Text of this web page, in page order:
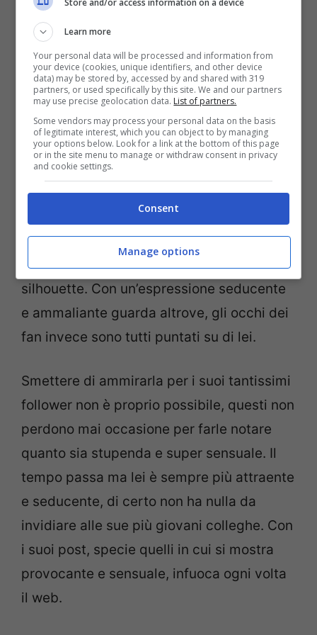
La showgirl Justine Mattera (Screenshot da Instagram)
Inutile dire che anche questa voltaJustine
è riuscita a conquistare
praticamente tutti con la sua bellezza
intramontabile e la sua invidiabile
silhouette. Con un’espressione seducente
e ammaliante guarda altrove, gli occhi dei
fan invece sono tutti puntati su di lei.
Smettere di ammirarla per i suoi tantissimi
follower non è proprio possibile, questi non
perdono mai occasione per farle notare
quanto sia stupenda e super sensuale. Il
tempo passa ma lei è sempre più attraente
e seducente, di certo non ha nulla da
invidiare alle sue più giovani colleghe. Con
i suoi post, specie quelli in cui si mostra
provocante e sensuale, infuoca ogni volta
il web.
Learn more
Your personal data will be processed and information from
your device (cookies, unique identifiers, and other device
data) may be stored by, accessed by and shared with 319
partners, or used specifically by this site. We and our partners
may use precise geolocation data. List of partners.
Some vendors may process your personal data on the basis
of legitimate interest, which you can object to by managing
your options below. Look for a link at the bottom of this page
or in the site menu to manage or withdraw consent in privacy
and cookie settings.
Consent
Manage options